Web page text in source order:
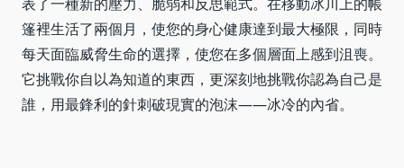
篷裡生活了兩個月，使您的身心健康達到最大極限，同時
每天面臨威脅生命的選擇，使您在多個層面上感到沮喪。
它挑戰你自以為知道的東西，更深刻地挑戰你認為自己是
誰，用最鋒利的針刺破現實的泡沫——冰冷的內省。